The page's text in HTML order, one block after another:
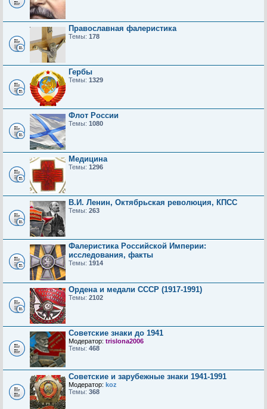
Православная фалеристика
Темы: 178
Гербы
Темы: 1329
Флот России
Темы: 1080
Медицина
Темы: 1296
В.И. Ленин, Октябрьская революция, КПСС
Темы: 263
Фалеристика Российской Империи:
исследования, факты
Темы: 1914
Ордена и медали СССР (1917-1991)
Темы: 2102
Советские знаки до 1941
Модератор: trislona2006
Темы: 468
Советские и зарубежные знаки 1941-1991
Модератор: koz
Темы: 368